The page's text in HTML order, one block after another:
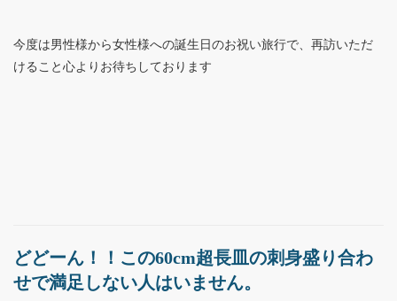
今度は男性様から女性様への誕生日のお祝い旅行で、再訪いただ
けること心よりお待ちしております
どどーん！！この60cm超長皿の刺身盛り合わ
せで満足しない人はいません。